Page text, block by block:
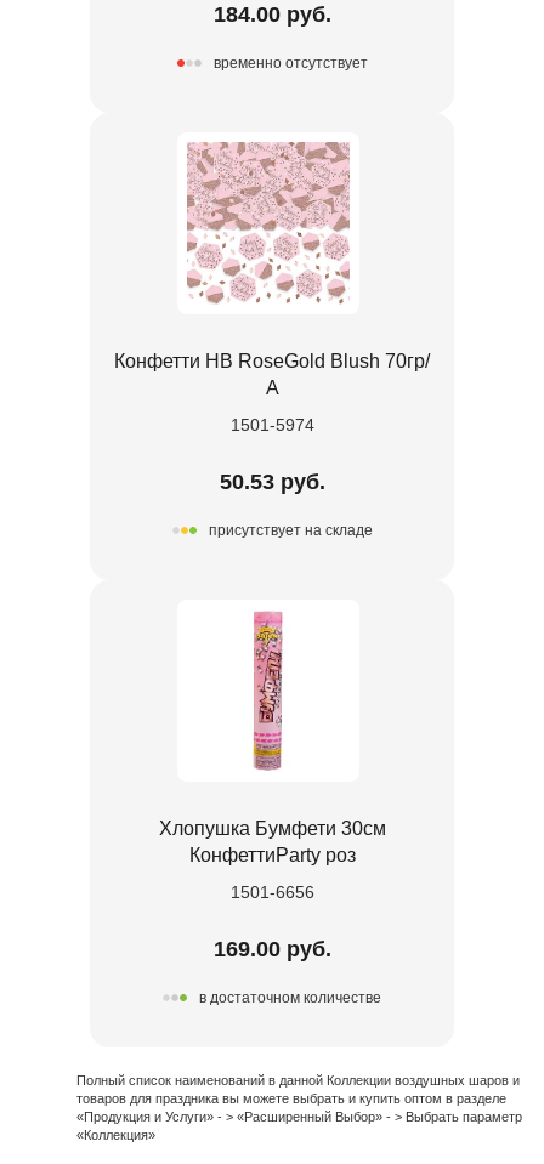
184.00 руб.
временно отсутствует
Конфетти HB RoseGold Blush 70гр/
А
1501-5974
50.53 руб.
присутствует на складе
Хлопушка Бумфети 30см
КонфеттиParty роз
1501-6656
169.00 руб.
в достаточном количестве
Полный список наименований в данной Коллекции воздушных шаров и
товаров для праздника вы можете выбрать и купить оптом в разделе
«Продукция и Услуги» - > «Расширенный Выбор» - > Выбрать параметр
«Коллекция»